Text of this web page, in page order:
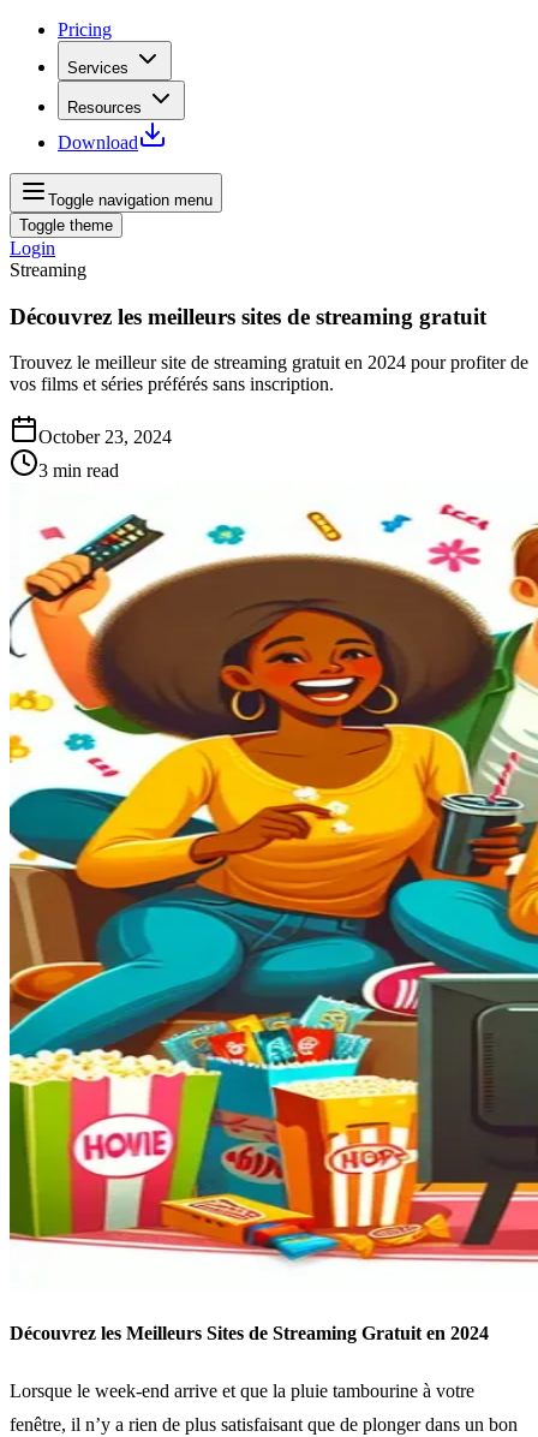
Pricing
Services
Resources
Download
Toggle navigation menu
Toggle theme
Login
Streaming
Découvrez les meilleurs sites de streaming gratuit
Trouvez le meilleur site de streaming gratuit en 2024 pour profiter de
vos films et séries préférés sans inscription.
October 23, 2024
3 min read
Découvrez les Meilleurs Sites de Streaming Gratuit en 2024
Lorsque le week-end arrive et que la pluie tambourine à votre
fenêtre, il n’y a rien de plus satisfaisant que de plonger dans un bon